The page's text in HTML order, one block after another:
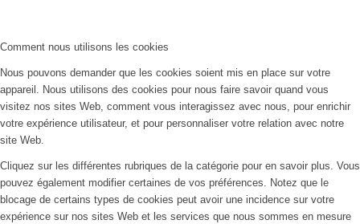
Comment nous utilisons les cookies
Nous pouvons demander que les cookies soient mis en place sur votre
appareil. Nous utilisons des cookies pour nous faire savoir quand vous
visitez nos sites Web, comment vous interagissez avec nous, pour enrichir
votre expérience utilisateur, et pour personnaliser votre relation avec notre
site Web.
Cliquez sur les différentes rubriques de la catégorie pour en savoir plus. Vous
pouvez également modifier certaines de vos préférences. Notez que le
blocage de certains types de cookies peut avoir une incidence sur votre
expérience sur nos sites Web et les services que nous sommes en mesure